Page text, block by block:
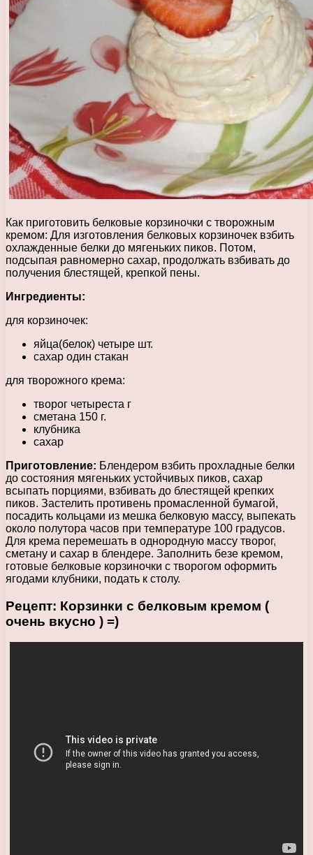
Как приготовить белковые корзиночки с творожным
кремом: Для изготовления белковых корзиночек взбить
охлажденные белки до мягеньких пиков. Потом,
подсыпая равномерно сахар, продолжать взбивать до
получения блестящей, крепкой пены.
Ингредиенты:
для корзиночек:
яйца(белок) четыре шт.
сахар один стакан
для творожного крема:
творог четыреста г
сметана 150 г.
клубника
сахар
Приготовление: Блендером взбить прохладные белки
до состояния мягеньких устойчивых пиков, сахар
всыпать порциями, взбивать до блестящей крепких
пиков. Застелить противень промасленной бумагой,
посадить кольцами из мешка белковую массу, выпекать
около полутора часов при температуре 100 градусов.
Для крема перемешать в однородную массу творог,
сметану и сахар в блендере. Заполнить безе кремом,
готовые белковые корзиночки с творогом оформить
ягодами клубники, подать к столу.
Рецепт: Корзинки с белковым кремом (
очень вкусно ) =)